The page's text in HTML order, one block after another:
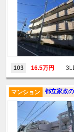
103 16.5万円
都立家政
マンション